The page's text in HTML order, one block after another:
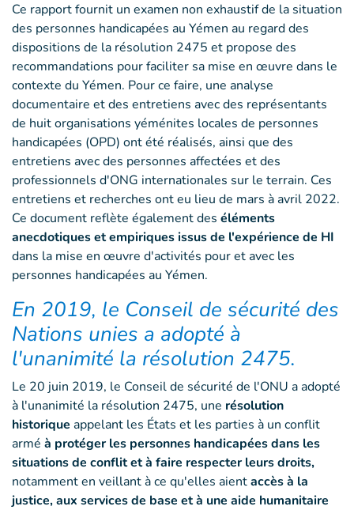
Ce rapport fournit un examen non exhaustif de la situation
des personnes handicapées au Yémen au regard des
dispositions de la résolution 2475 et propose des
recommandations pour faciliter sa mise en œuvre dans le
contexte du Yémen. Pour ce faire, une analyse
documentaire et des entretiens avec des représentants
de huit organisations yéménites locales de personnes
handicapées (OPD) ont été réalisés, ainsi que des
entretiens avec des personnes affectées et des
professionnels d'ONG internationales sur le terrain. Ces
entretiens et recherches ont eu lieu de mars à avril 2022.
Ce document reflète également des éléments
anecdotiques et empiriques issus de l'expérience de HI
dans la mise en œuvre d'activités pour et avec les
personnes handicapées au Yémen.
En 2019, le Conseil de sécurité des
Nations unies a adopté à
l'unanimité la résolution 2475.
Le 20 juin 2019, le Conseil de sécurité de l'ONU a adopté
à l'unanimité la résolution 2475, une résolution
historique appelant les États et les parties à un conflit
armé à protéger les personnes handicapées dans les
situations de conflit et à faire respecter leurs droits,
notamment en veillant à ce qu'elles aientaccès à la
justice, aux services de base et à une aide humanitaire